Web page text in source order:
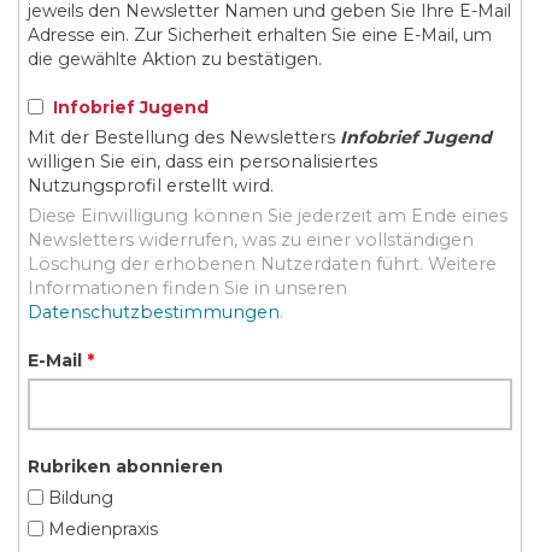
jeweils den Newsletter Namen und geben Sie Ihre E-Mail
Adresse ein. Zur Sicherheit erhalten Sie eine E-Mail, um
die gewählte Aktion zu bestätigen.
Infobrief Jugend
Mit der Bestellung des Newsletters Infobrief Jugend
willigen Sie ein, dass ein personalisiertes
Nutzungsprofil erstellt wird.
Diese Einwilligung können Sie jederzeit am Ende eines
Newsletters widerrufen, was zu einer vollständigen
Löschung der erhobenen Nutzerdaten führt. Weitere
Informationen finden Sie in unseren
Datenschutzbestimmungen.
E-Mail *
Rubriken abonnieren
Bildung
Medienpraxis